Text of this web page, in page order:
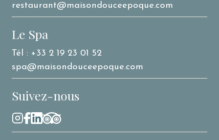
restaurant@maisondouceepoque.com
Le Spa
Tél : +33 2 19 23 01 52
spa@maisondouceepoque.com
Suivez-nous